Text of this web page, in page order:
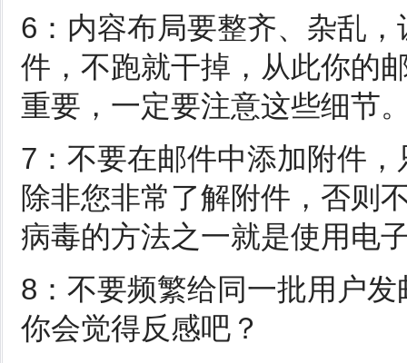
6：内容布局要整齐、杂乱
件，不跑就干掉，从此你的
重要，一定要注意这些细节
7：不要在邮件中添加附件
除非您非常了解附件，否则
病毒的方法之一就是使用电
8：不要频繁给同一批用户
你会觉得反感吧？